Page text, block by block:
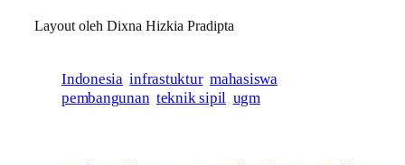
Layout oleh Dixna Hizkia Pradipta
Indonesia infrastuktur mahasiswa
pembangunan teknik sipil ugm